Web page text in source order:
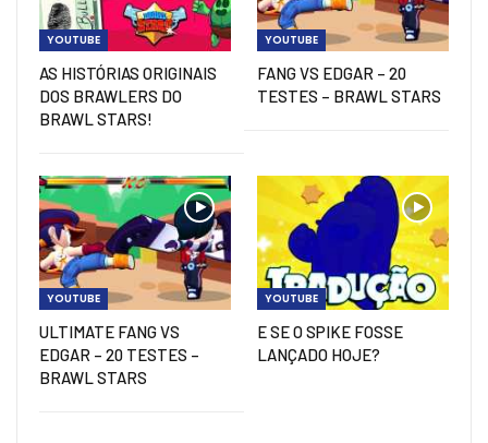
YOUTUBE
AS HISTÓRIAS ORIGINAIS
DOS BRAWLERS DO
BRAWL STARS!
YOUTUBE
FANG VS EDGAR – 20
TESTES – BRAWL STARS
YOUTUBE
ULTIMATE FANG VS
EDGAR – 20 TESTES –
BRAWL STARS
YOUTUBE
E SE O SPIKE FOSSE
LANÇADO HOJE?